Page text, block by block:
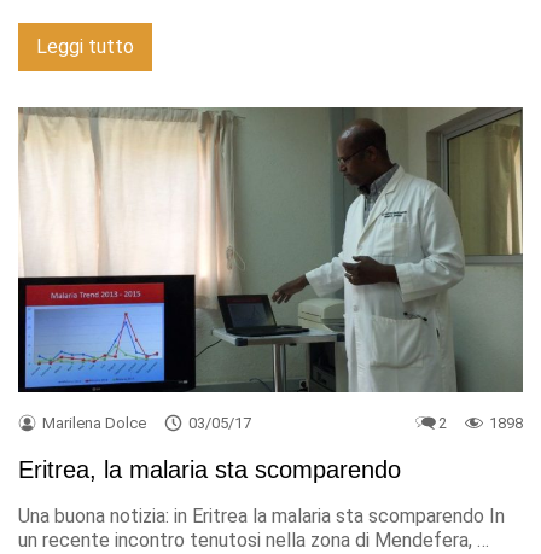
Leggi tutto
Marilena Dolce 03/05/17 2 1898
Eritrea, la malaria sta scomparendo
Una buona notizia: in Eritrea la malaria sta scomparendo In
un recente incontro tenutosi nella zona di Mendefera, …